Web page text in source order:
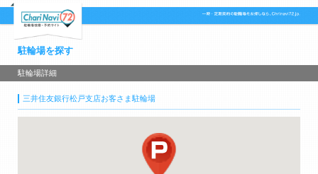
駐輪場を探す
駐輪場詳細
三井住友銀行松戸支店お客さま駐輪場